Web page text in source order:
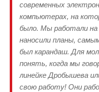
современных
компьютерах, на
было. Мы работали
наносили планы,
был карандаш. Для
понять, когда мы
линейке Дробышева
свою работу! Они